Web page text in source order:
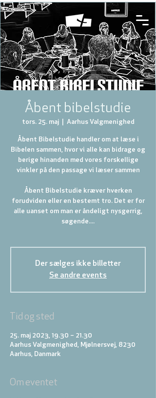
Åbent bibelstudie
tors. 25. maj
  |
Aarhus Valgmenighed
Åbent Bibelstudie handler om at læse i
Bibelen sammen, hvor vi alle kan bidrage og
berige hinanden med vores forskellige
vinkler på den passage vi læser sammen
Åbent Bibelstudie kræver hverken
forudviden eller en bestemt tro. Det er for
alle uanset om man er åndeligt nysgerrig,
søgende....
Der sælges ikke billetter
Se andre events
Tid og sted
25. maj 2023, 19.30 – 21.30
Aarhus Valgmenighed, Mjølnersvej, 8230
Aarhus, Danmark
Om eventet